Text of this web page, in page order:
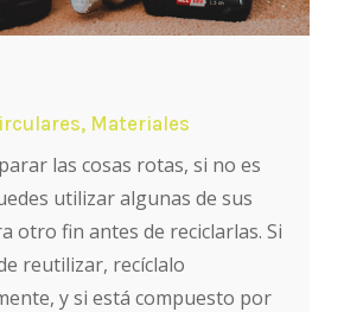
, Materiales
las cosas rotas, si no es
utilizar algunas de sus
otro fin antes de reciclarlas. Si
reutilizar, recíclalo
y si está compuesto por